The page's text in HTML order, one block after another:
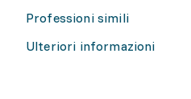
Professioni simili
Ulteriori informazioni